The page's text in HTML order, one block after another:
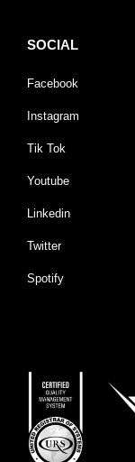
SOCIAL
Facebook
Instagram
Tik Tok
Youtube
Linkedin
Twitter
Spotify